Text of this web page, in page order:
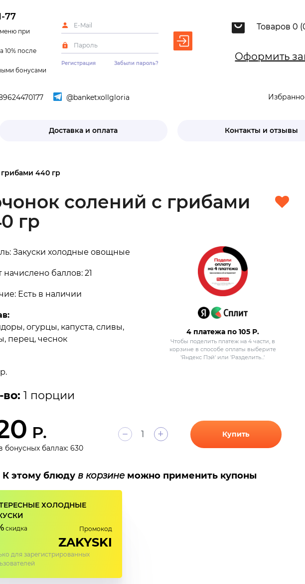
77
меню при
10% после
бонусами
Регистрация Забыли пароль?
Товаров 0
Оформить
@banketxollgloria
Доставка и оплата Контакты и отзывы
440 гр
солений с грибами
гр
Закуски холодные овощные
начислено баллов: 21
Есть в наличии
огурцы, капуста, сливы,
перец, чеснок
во: 1 порции
4 платежа по 105Р.
Чтобы поделить платеж на 4 части, в
корзине в способе оплаты выберите
'Яндекс Пэй' или 'Разделить...'
Р.
бонусных баллах: 630
+ Купить
К этому блюду в корзине можно применить купоны
ХОЛОДНЫЕ
скидка Промокод
ZAKYSKI
для зарегистрированных